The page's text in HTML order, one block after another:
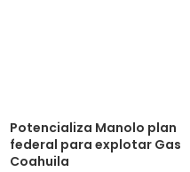
Potencializa Manolo plan
federal para explotar Gas
Coahuila